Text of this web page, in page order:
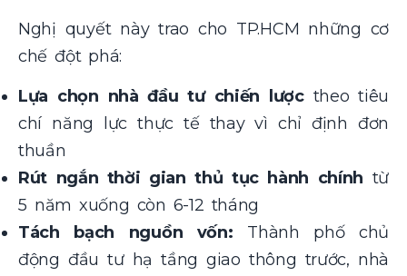
Nghị quyết này trao cho TP.HCM những cơ
chế đột phá:
Lựa chọn nhà đầu tư chiến lượctheo tiêu
chí năng lực thực tế thay vì chỉ định đơn
thuần
Rút ngắn thời gian thủ tục hành chính từ
5 năm xuống còn 6-12 tháng
Tách bạch nguồn vốn: Thành phố chủ
động đầu tư hạ tầng giao thông trước, nhà